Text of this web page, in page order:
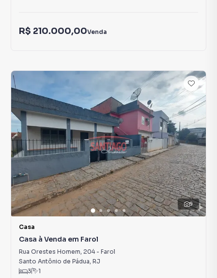
R$ 210.000,00Venda
9
Casa
Casa à Venda em Farol
Rua Orestes Homem, 204- Farol
Santo Antônio de Pádua, RJ
3
1